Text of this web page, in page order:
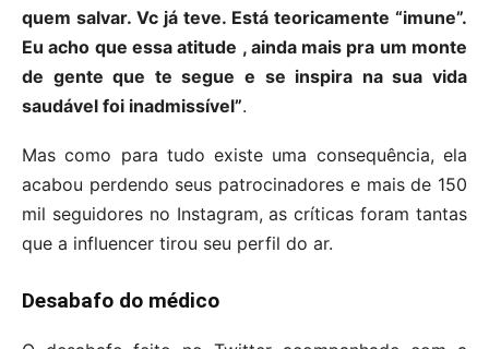
quem salvar. Vc já teve. Está teoricamente “imune”.
Eu acho que essa atitude , ainda mais pra um monte
de gente que te segue e se inspira na sua vida
saudável foi inadmissível”.
Mas como para tudo existe uma consequência, ela
acabou perdendo seus patrocinadores e mais de 150
mil seguidores no Instagram, as críticas foram tantas
que a influencer tirou seu perfil do ar.
Desabafo do médico